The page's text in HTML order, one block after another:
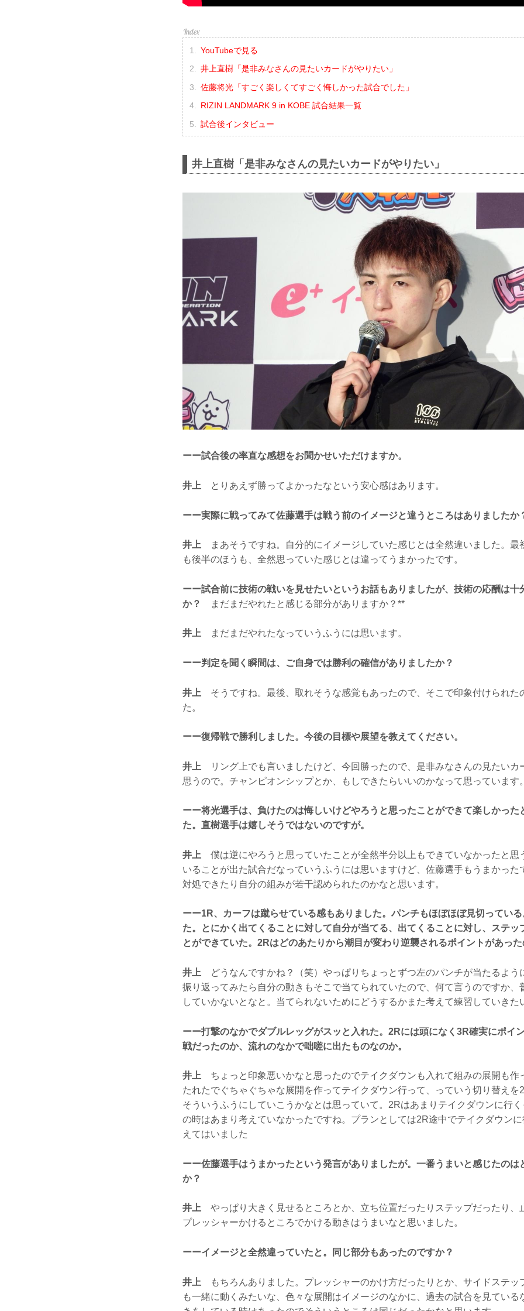
YouTubeで見る
井上直樹「是非みなさんの見たいカードがやりたい」
佐藤将光「すごく楽しくてすごく悔しかった試合でした」
RIZIN LANDMARK 9 in KOBE 試合結果一覧
試合後インタビュー
井上直樹「是非みなさんの見たいカードがやりたい」
ーー試合後の率直な感想をお聞かせいただけますか。
井上 とりあえず勝ってよかったなという安心感はあります。
ーー実際に戦ってみて佐藤選手は戦う前のイメージと違うところはありましたか
井上 まあそうですね。自分的にイメージしていた感じとは全然違いました。最
も後半のほうも、全然思っていた感じとは違ってうまかったです。
ーー試合前に技術の戦いを見せたいというお話もありましたが、技術の応酬は十
か？
まだまだやれたと感じる部分がありますか？**
井上 まだまだやれたなっていうふうには思います。
ーー判定を聞く瞬間は、ご自身では勝利の確信がありましたか？
井上 そうですね。最後、取れそうな感覚もあったので、そこで印象付けられた
た。
ーー復帰戦で勝利しました。今後の目標や展望を教えてください。
井上 リング上でも言いましたけど、今回勝ったので、是非みなさんの見たいカ
思うので。チャンピオンシップとか、もしできたらいいのかなって思っています
ーー将光選手は、負けたのは悔しいけどやろうと思ったことができて楽しかった
た。直樹選手は嬉しそうではないのですが。
井上 僕は逆にやろうと思っていたことが全然半分以上もできていなかったと思
いることが出た試合だなっていうふうには思いますけど、佐藤選手もうまかった
対処できたり自分の組みが若干認められたのかなと思います。
ーー1R、カーフは蹴らせている感もありました。パンチもほぼほぼ見切ってい
た。とにかく出てくることに対して自分が当てる、出てくることに対し、ステッ
とができていた。2Rはどのあたりから潮目が変わり逆襲されるポイントがあっ
井上 どうなんですかね？（笑）やっぱりちょっとずつ左のパンチが当たるよう
振り返ってみたら自分の動きもそこで当てられていたので、何て言うのですか、
していかないとなと。当てられないためにどうするかまた考えて練習していきた
ーー打撃のなかでダブルレッグがスッと入れた。2Rには頭になく3R確実にポイ
戦だったのか、流れのなかで咄嗟に出たものなのか。
井上 ちょっと印象悪いかなと思ったのでテイクダウンも入れて組みの展開も作
たれたでぐちゃぐちゃな展開を作ってテイクダウン行って、っていう切り替えを
そういうふうにしていこうかなとは思っていて。2Rはあまりテイクダウンに行
の時はあまり考えていなかったですね。プランとしては2R途中でテイクダウン
えてはいました
ーー佐藤選手はうまかったという発言がありましたが。一番うまいと感じたのは
か？
井上 やっぱり大きく見せるところとか、立ち位置だったりステップだったり、
プレッシャーかけるところでかける動きはうまいなと思いました。
ーーイメージと全然違っていたと。同じ部分もあったのですか？
井上 もちろんありました。プレッシャーのかけ方だったりとか、サイドステッ
も一緒に動くみたいな、色々な展開はイメージのなかに、過去の試合を見ている